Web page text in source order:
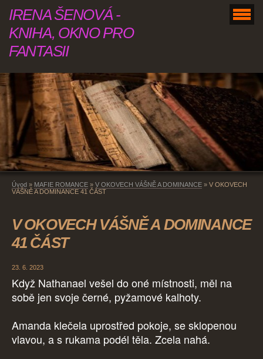
IRENA ŠENOVÁ -
KNIHA, OKNO PRO
FANTASII
Úvod » MAFIE ROMANCE » V OKOVECH VÁŠNĚ A DOMINANCE » V OKOVECH
VÁŠNĚ A DOMINANCE 41 ČÁST
V OKOVECH VÁŠNĚ A DOMINANCE
41 ČÁST
23. 6. 2023
Když Nathanael vešel do oné místnosti, měl na
sobě jen svoje černé, pyžamové kalhoty.
Amanda klečela uprostřed pokoje, se sklopenou
vlavou, a s rukama podél těla. Zcela nahá.